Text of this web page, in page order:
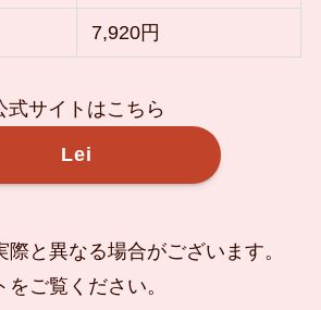
7,920円
式サイトはこちら
Lei
際と異なる場合がございます。
ご覧ください。